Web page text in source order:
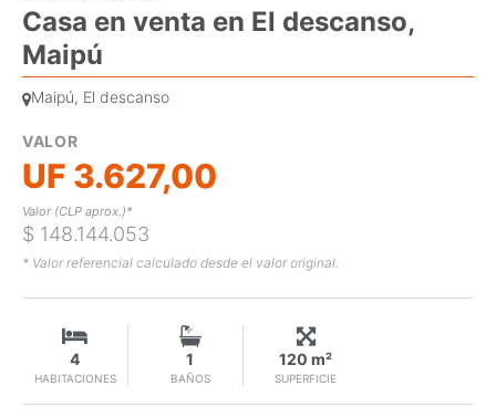
Casa en venta en El descanso,
Maipú
Maipú, El descanso
VALOR
UF 3.627,00
Valor (CLP aprox.)*
$ 148.144.053
* Valor referencial calculado desde el valor original.
HABITACIONES
4
BAÑOS
1
SUPERFICIE
120 m²